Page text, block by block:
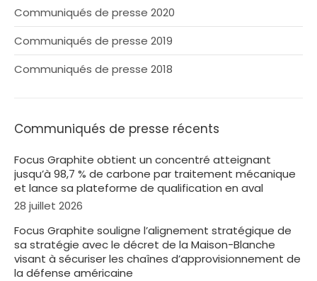
Communiqués de presse 2020
Communiqués de presse 2019
Communiqués de presse 2018
Communiqués de presse récents
Focus Graphite obtient un concentré atteignant
jusqu’à 98,7 % de carbone par traitement mécanique
et lance sa plateforme de qualification en aval
28 juillet 2026
Focus Graphite souligne l’alignement stratégique de
sa stratégie avec le décret de la Maison-Blanche
visant à sécuriser les chaînes d’approvisionnement de
la défense américaine